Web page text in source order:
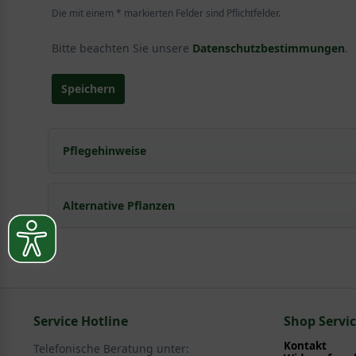
Die mit einem * markierten Felder sind Pflichtfelder.
Bitte beachten Sie unsere Datenschutzbestimmungen.
Speichern
Pflegehinweise
Pflanz- und Pflegetipps Malus 'Gloster' /
Alternative Pflanzen
Obst - Früchte > Säulenobst - Spalierobst
Service Hotline
Telefonische Beratung unter:
Shop
Kontakt